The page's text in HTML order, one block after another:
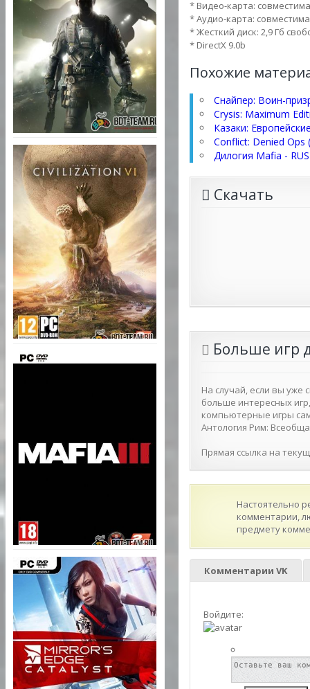
* Видео-карта:
* Аудио-карта:
* Жесткий диск: 2,9 Гб
* DirectX 9.0b
Похожие
Снайпер: Воин-
Crysis: Maximum
Казаки:
Conflict: Denied Ops
Дилогия Mafia -
Скачать
Больше игр
На случай, если вы уже
больше интересных
компьютерные игры
Антология Рим:
Прямая ссылка на
Настоятельно
комментарии,
предмету
Комментарии VK
Войдите: